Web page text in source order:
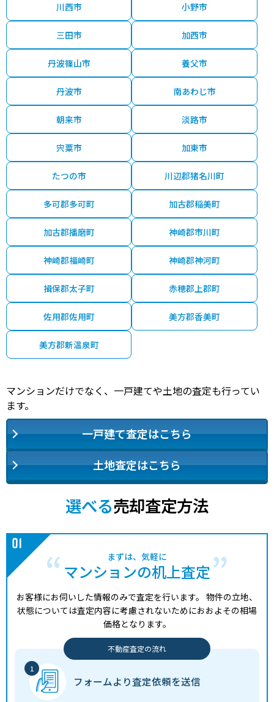
川西市 小野市
三田市 加西市
丹波篠山市 養父市
丹波市 南あわじ市
朝来市 淡路市
宍粟市 加東市
たつの市 川辺郡猪名川町
多可郡多可町 加古郡稲美町
加古郡播磨町 神崎郡市川町
神崎郡福崎町 神崎郡神河町
揖保郡太子町 赤穂郡上郡町
佐用郡佐用町 美方郡香美町
美方郡新温泉町
マンションだけでなく、一戸建てや土地の査定も行ってい
ます。
一戸建て査定はこちら
土地査定はこちら
選べる売却査定方法
まずは、気軽に
マンションの机上査定
お客様にお伺いした情報のみで査定を行います。 物件の立地、
状態については査定内容に考慮されないためにおおよその相場
価格となります。
不動産査定の流れ
フォームより査定依頼を送信